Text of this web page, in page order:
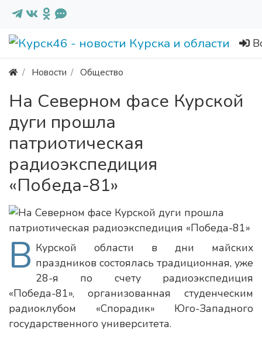
Новости Общество
На Северном фасе Курской
дуги прошла
патриотическая
радиоэкспедиция
«Победа-81»
В Курской области в дни майских
праздников состоялась традиционная, уже
28-я по счету радиоэкспедиция
«Победа-81», организованная студенческим
радиоклубом «Спорадик» Юго-Западного
государственного университета.